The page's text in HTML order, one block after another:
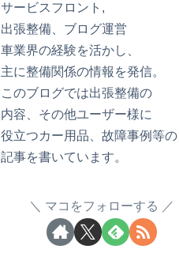
サービスフロント,
出張整備、ブログ運営
車業界の経験を活かし、
主に整備関係の情報を発信。
このブログでは出張整備の
内容、その他ユーザー様に
役立つカー用品、故障事例等の
記事を書いています。
マコをフォローする